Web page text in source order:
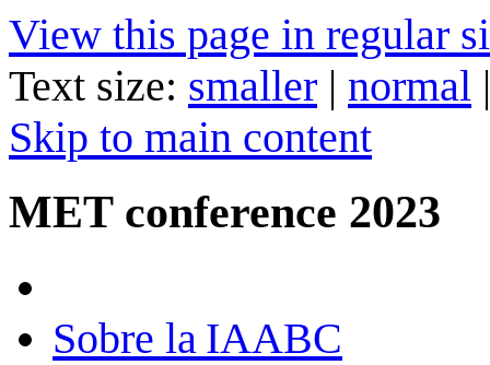
View this page in regular
Text size: smaller | normal
Skip to main content
MET conference 2023
Sobre la IAABC